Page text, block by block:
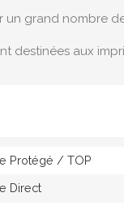
grand nombre
destinées aux
Protégé / TOP
Direct